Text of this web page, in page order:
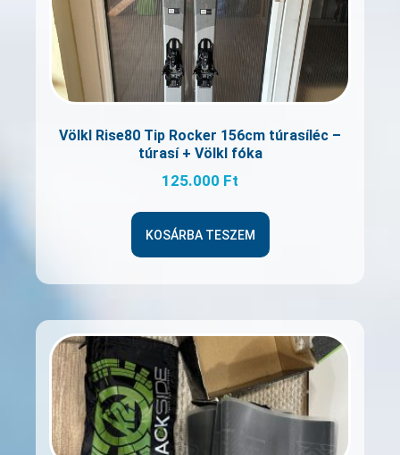
Völkl Rise80 Tip Rocker 156cm túrasíléc –
túrasí + Völkl fóka
125.000 Ft
KOSÁRBA TESZEM